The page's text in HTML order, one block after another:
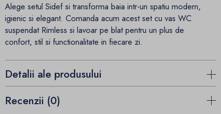
Alege setul Sidef si transforma baia intr-un spatiu modern,
igienic si elegant. Comanda acum acest set cu vas WC
suspendat Rimless si lavoar pe blat pentru un plus de
confort, stil si functionalitate in fiecare zi.
Detalii ale produsului
Recenzii (0)